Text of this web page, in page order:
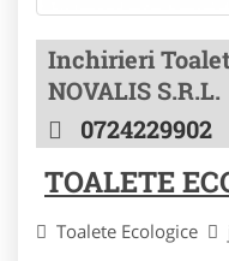
Inchirieri
NOVALIS S.R.L.
0724229902
TOALETE
Toalete Ecologice